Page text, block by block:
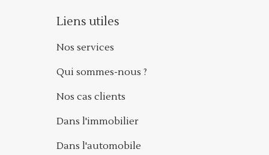
Liens utiles
Nos services
Qui sommes-nous ?
Nos cas clients
Dans l'immobilier
Dans l'automobile